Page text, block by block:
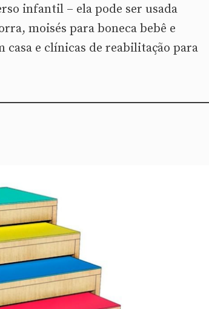
infantil – ela pode ser usada
moisés para boneca bebê e
e clínicas de reabilitação para